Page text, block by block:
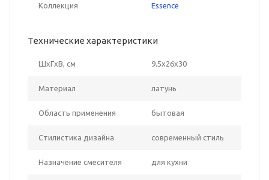
Коллекция Essence
Технические характеристики
ШxГxВ, см 9.5x26x30
Материал латунь
Область применения бытовая
Стилистика дизайна современный стиль
Назначение смесителя для кухни